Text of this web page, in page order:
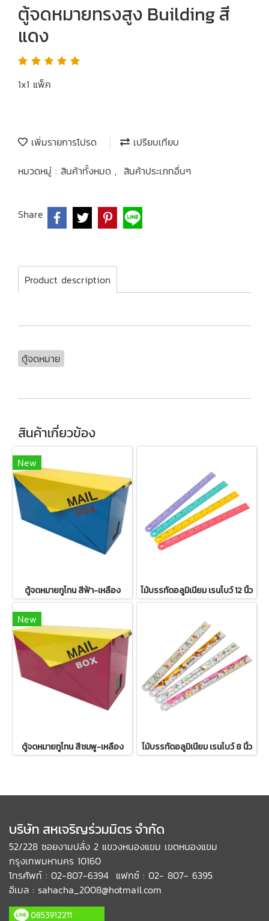
ตู้จดหมายทรงสูง Building สี
แดง
1x1 แพ็ค
เพิ่มรายการโปรด
เปรียบเทียบ
หมวดหมู่ : สินค้าทั้งหมด , สินค้าประเภทอื่นๆ
Share
Product description
ตู้จดหมาย
สินค้าเกี่ยวข้อง
New
ตู้จดหมายทูโทน สีฟ้า-เหลือง ไม้บรรทัดอลูมิเนียม เรนโบว์ 12 นิ้ว
New
ตู้จดหมายทูโทน สีชมพู-เหลือง ไม้บรรทัดอลูมิเนียม เรนโบว์ 8 นิ้ว
บริษัท สหเจริญร่วมมิตร จำกัด
52/228 ซอยงามปลั่ง 2 แขวงหนองแขม เขตหนองแขม
กรุงเทพมหานคร 10160
โทรศัพท์ : 02-807-6394 แฟกซ์ : 02- 807- 6395
อีเมล : sahacha_2008@hotmail.com